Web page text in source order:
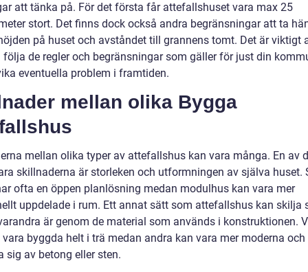
att tänka på. För det första får attefallshuset vara max 25
stort. Det finns dock också andra begränsningar att ta
på huset och avståndet till grannens tomt. Det är viktigt
följa de regler och begränsningar som gäller för just din
eventuella problem i framtiden.
mellan olika Bygga
mellan olika typer av attefallshus kan vara många. En av
skillnaderna är storleken och utformningen av själva huset.
ofta en öppen planlösning medan modulhus kan vara mer
uppdelade i rum. Ett annat sätt som attefallshus kan skilja
är genom de material som används i konstruktionen.
byggda helt i trä medan andra kan vara mer moderna och
sig av betong eller sten.